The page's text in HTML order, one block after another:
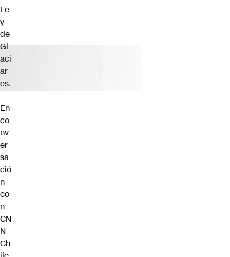
Le
y
de
Gl
aci
ar
es.
En
co
nv
er
sa
ció
n
co
n
CN
N
Ch